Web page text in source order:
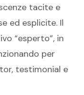
tacite e
ed esplicite. Il
“esperto”, in
per
testimonial e